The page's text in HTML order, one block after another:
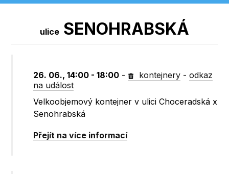
ulice SENOHRABSKÁ
26. 06., 14:00 - 18:00 - kontejnery -odkaz
na událost
Velkoobjemový kontejner v ulici Choceradská x
Senohrabská
Přejít na více informací